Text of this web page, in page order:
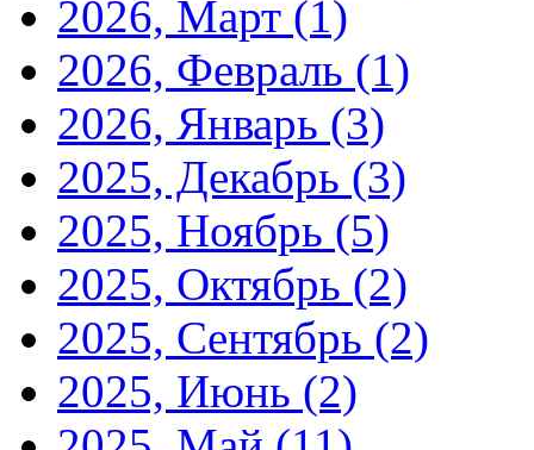
2026, Март (1)
2026, Февраль (1)
2026, Январь (3)
2025, Декабрь (3)
2025, Ноябрь (5)
2025, Октябрь (2)
2025, Сентябрь (2)
2025, Июнь (2)